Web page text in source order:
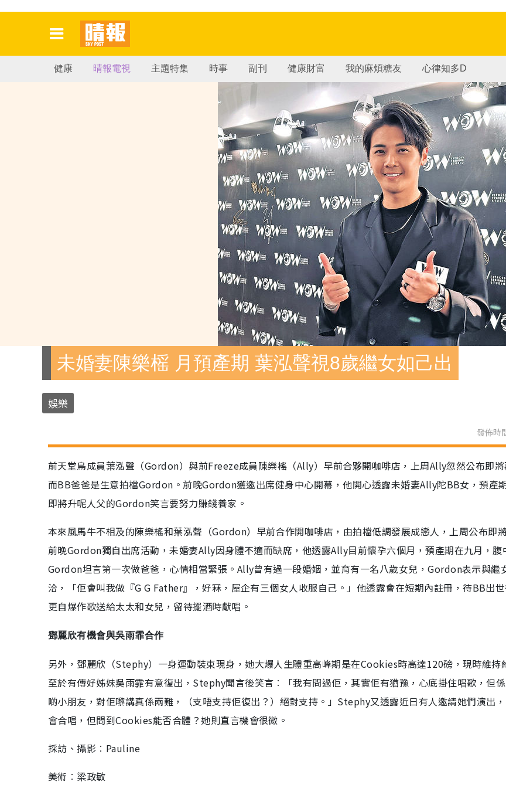
健康 晴報電視 主題特集 時事 副刊 健康財富 我的麻煩糖友 心律知多D
未婚妻陳樂榣 月預產期 葉泓聲視8歲繼女如己出
娛樂
發佈時
前天堂鳥成員葉泓聲（Gordon）與前Freeze成員陳樂榣（Ally）早前合夥開咖啡店，上周Ally忽然公布即將
而BB爸爸是生意拍檔Gordon。前晚Gordon獲邀出席健身中心開幕，他開心透露未婚妻Ally陀BB女，預產
即將升呢人父的Gordon笑言要努力賺錢養家。
本來風馬牛不相及的陳樂榣和葉泓聲（Gordon）早前合作開咖啡店，由拍檔低調發展成戀人，上周公布即
前晚Gordon獨自出席活動，未婚妻Ally因身體不適而缺席，他透露Ally目前懷孕六個月，預產期在九月，腹
Gordon坦言第一次做爸爸，心情相當緊張。Ally曾有過一段婚姻，並育有一名八歲女兒，Gordon表示與繼
洽，「佢會叫我做『G G Father』，好冧，屋企有三個女人收服自己。」他透露會在短期內註冊，待BB出世
更自爆作歌送給太太和女兒，留待擺酒時獻唱。
鄧麗欣有機會與吳雨霏合作
另外，鄧麗欣（Stephy）一身運動裝束現身，她大爆人生體重高峰期是在Cookies時高達120磅，現時維持
至於有傳好姊妹吳雨霏有意復出，Stephy聞言後笑言︰「我有問過佢，其實佢有猶豫，心底掛住唱歌，但
啲小朋友，對佢嚟講真係兩難，（支唔支持佢復出？）絕對支持。」Stephy又透露近日有人邀請她們演出
會合唱，但問到Cookies能否合體？她則直言機會很微。
採訪、攝影︰Pauline
美術︰梁政敏